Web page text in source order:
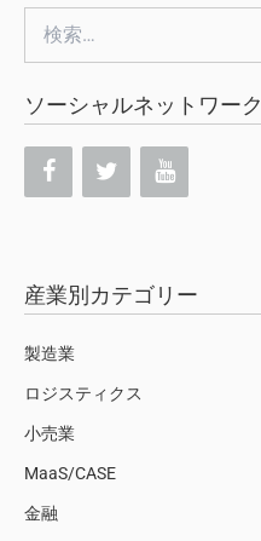
索:
ソーシャルネットワーク
産業別カテゴリー
製造業
ロジスティクス
小売業
MaaS/CASE
金融